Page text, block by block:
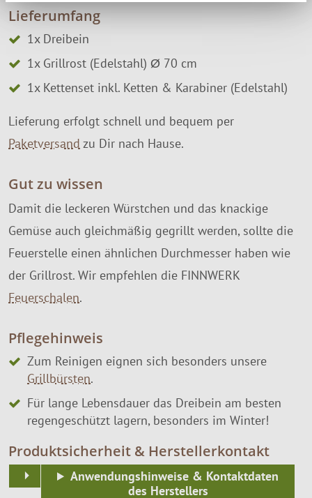
Lieferumfang
1x Dreibein
1x Grillrost (Edelstahl) Ø 70 cm
1x Kettenset inkl. Ketten & Karabiner (Edelstahl)
Lieferung erfolgt schnell und bequem per
Paketversand zu Dir nach Hause.
Gut zu wissen
Damit die leckeren Würstchen und das knackige
Gemüse auch gleichmäßig gegrillt werden, sollte die
Feuerstelle einen ähnlichen Durchmesser haben wie
der Grillrost. Wir empfehlen die FINNWERK
Feuerschalen.
Pflegehinweis
Zum Reinigen eignen sich besonders unsere
Grillbürsten.
Für lange Lebensdauer das Dreibein am besten
regengeschützt lagern, besonders im Winter!
Produktsicherheit & Herstellerkontakt
Anwendungshinweise & Kontaktdaten
des Herstellers